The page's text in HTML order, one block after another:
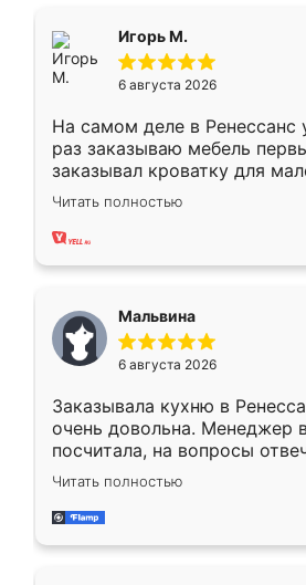
Игорь М.
6 августа 2026
На самом деле в Ренессанс
раз заказываю мебель
заказывал кроватку для
ребёнка при его рождении
заказал шкаф-купе. По
хорошее сборка достаточно
меньше, здесь же он более
Мне нравится ,если что-то
мебели буду заказывать
Читать полностью
Мальвина
6 августа 2026
Заказывала кухню в
очень довольна. Менеджер
посчитала, на вопросы
Замерщик приехал в
делу со всей
за день, ребята работали
Читать полностью